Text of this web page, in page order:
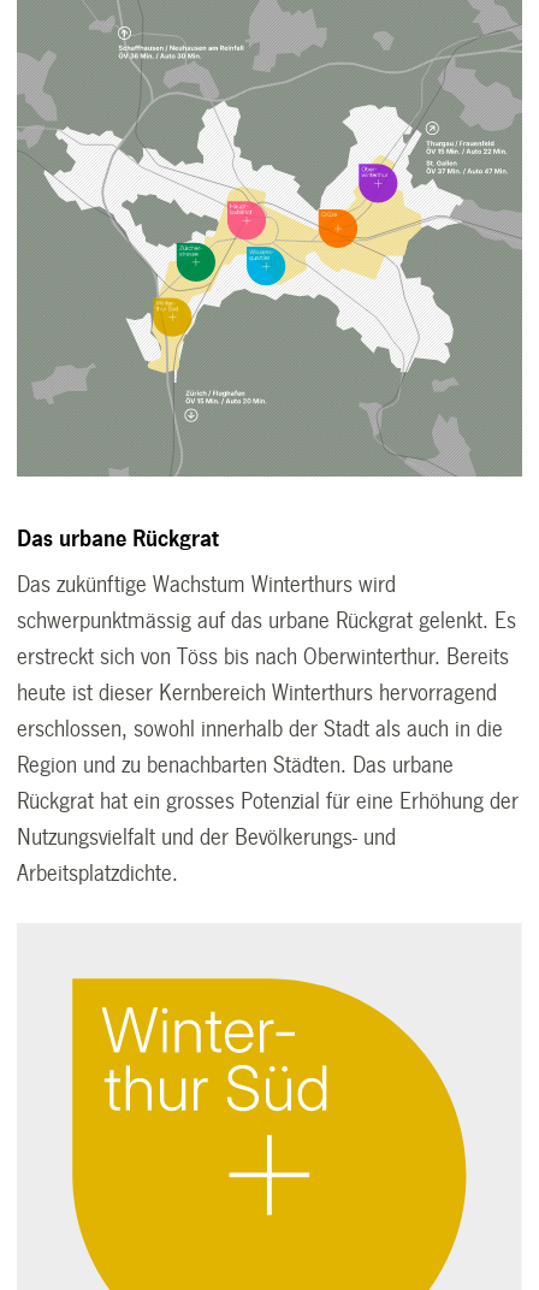
Das urbane Rückgrat
Das zukünftige Wachstum Winterthurs wird
schwerpunktmässig auf das urbane Rückgrat gelenkt. Es
erstreckt sich von Töss bis nach Oberwinterthur. Bereits
heute ist dieser Kernbereich Winterthurs hervorragend
erschlossen, sowohl innerhalb der Stadt als auch in die
Region und zu benachbarten Städten. Das urbane
Rückgrat hat ein grosses Potenzial für eine Erhöhung der
Nutzungsvielfalt und der Bevölkerungs- und
Arbeitsplatzdichte.